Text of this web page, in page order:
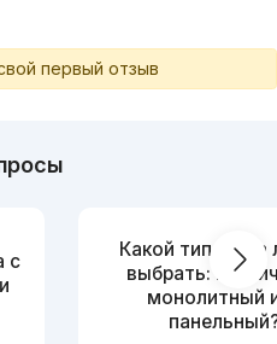
первый отзыв
с
Какой тип дома
выбрать:
монолитный